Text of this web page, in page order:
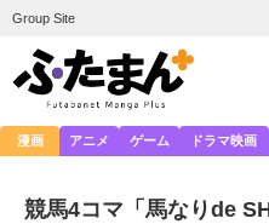
Group Site
漫画 アニメ ゲーム ドラマ映画
競馬4コマ「馬なりde